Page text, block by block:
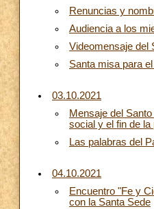
Renuncias y
Audiencia a los
Videomensaje del
Santa misa para
03.10.2021
Mensaje del
social y el fin de la
Las palabras del
04.10.2021
Encuentro "Fe y
con la Santa Sede